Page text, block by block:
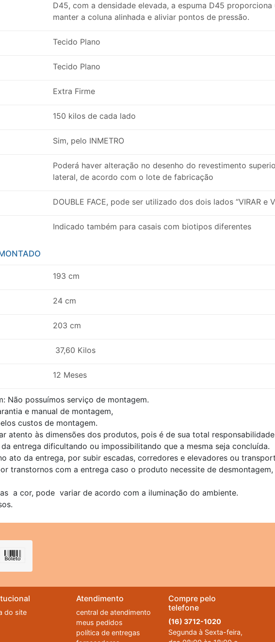
D45, com a densidade elevada, a espuma D45
manter a coluna alinhada e aliviar pontos de pressão.
Tecido Plano
Tecido Plano
Extra Firme
150 kilos de cada lado
Sim, pelo INMETRO
Poderá haver alteração no desenho do revestimento
lateral, de acordo com o lote de fabricação
DOUBLE FACE, pode ser utilizado dos dois lados “VIRAR e
Indicado também para casais com biotipos diferentes
193 cm
24 cm
203 cm
37,60 Kilos
12 Meses
Não possuímos serviço de montagem.
e manual de montagem,
custos de montagem.
atento às dimensões dos produtos, pois é de sua total
entrega dificultando ou impossibilitando que a mesma seja concluída.
ato da entrega, por subir escadas, corredores e elevadores ou
transtornos com a entrega caso o produto necessite de
a cor, pode variar de acordo com a iluminação do ambiente.
do site
Atendimento
central de atendimento
meus pedidos
política de entregas
Compre pelo
telefone
(16) 3712-1020
Segunda à Sexta-feira,